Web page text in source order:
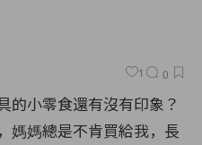
1 0
的小零食還有沒有印象？
媽總是不肯買給我， 長